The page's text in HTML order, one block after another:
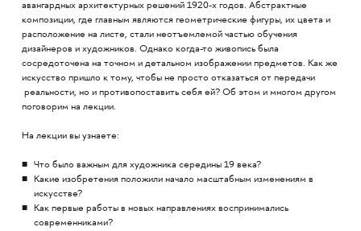
авангардных архитектурных решений 1920-х годов. Абстрактные
композиции, где главным являются геометрические фигуры, их цвета и
расположение на листе, стали неотъемлемой частью обучения
дизайнеров и художников. Однако когда-то живопись была
сосредоточена на точном и детальном изображении предметов. Как же
искусство пришло к тому, чтобы не просто отказаться от передачи
реальности, но и противопоставить себя ей? Об этом и многом другом
поговорим на лекции.
На лекции вы узнаете:
Что было важным для художника середины 19 века?
Какие изобретения положили начало масштабным изменениям в
искусстве?
Как первые работы в новых направлениях воспринимались
современниками?